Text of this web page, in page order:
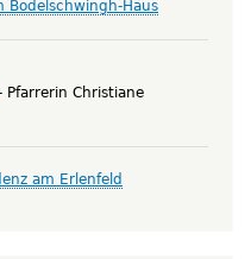
Bodelschwingh-Haus
Pfarrerin Christiane
am Erlenfeld